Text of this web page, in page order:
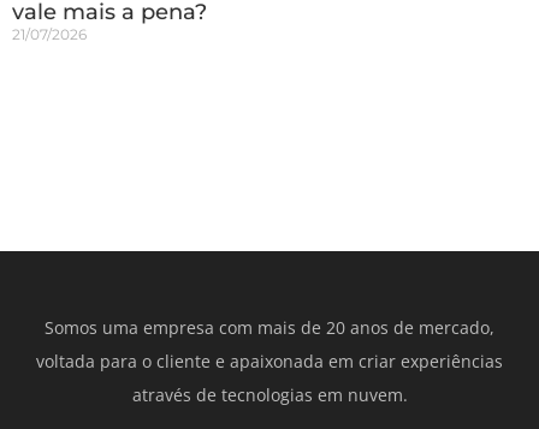
vale mais a pena?
21/07/2026
Somos uma empresa com mais de 20 anos de mercado,
voltada para o cliente e apaixonada em criar experiências
através de tecnologias em nuvem.